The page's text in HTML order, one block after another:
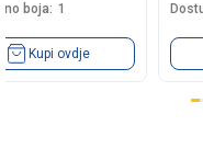
boja: 1
Kupi ovdje